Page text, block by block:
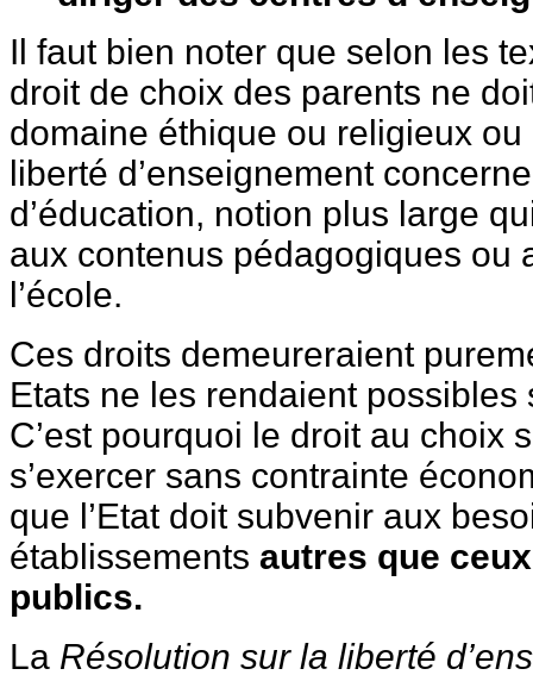
Il faut bien noter que selon les
droit de choix des parents ne
domaine éthique ou religieux
liberté d’enseignement
d’éducation, notion plus large
aux contenus pédagogiques ou
l’école.
Ces droits demeureraient
Etats ne les rendaient possibles
C’est pourquoi le droit au choix
s’exercer sans contrainte
que l’Etat doit subvenir aux
établissements autres que
publics.
La Résolution sur la liberté